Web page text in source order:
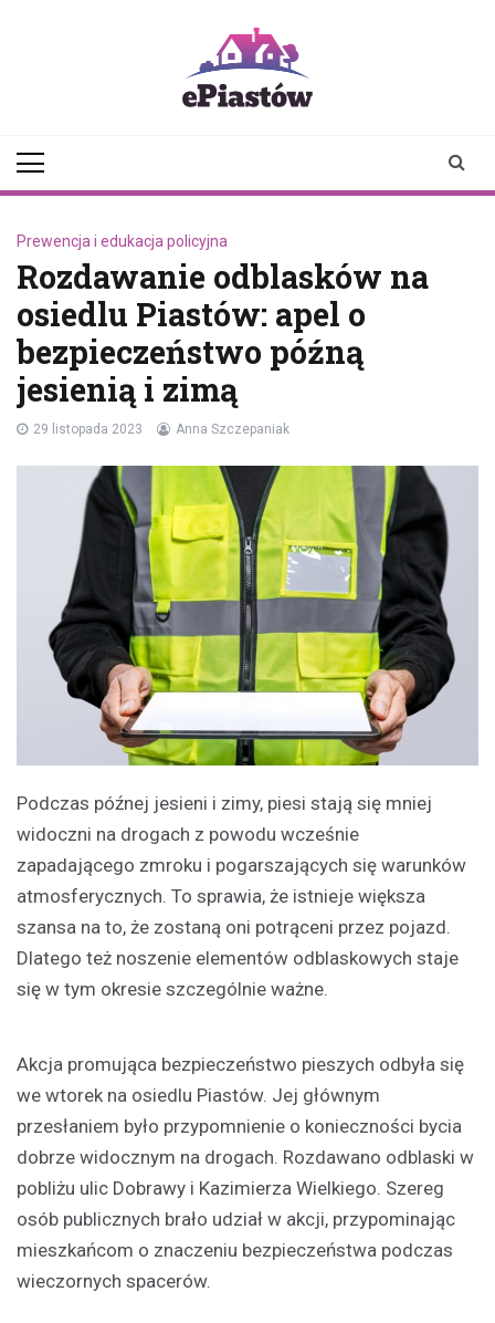
Prewencja i edukacja policyjna
Rozdawanie odblasków na
osiedlu Piastów: apel o
bezpieczeństwo późną
jesienią i zimą
29 listopada 2023 Anna Szczepaniak
Podczas późnej jesieni i zimy, piesi stają się mniej
widoczni na drogach z powodu wcześnie
zapadającego zmroku i pogarszających się warunków
atmosferycznych. To sprawia, że istnieje większa
szansa na to, że zostaną oni potrąceni przez pojazd.
Dlatego też noszenie elementów odblaskowych staje
się w tym okresie szczególnie ważne.
Akcja promująca bezpieczeństwo pieszych odbyła się
we wtorek na osiedlu Piastów. Jej głównym
przesłaniem było przypomnienie o konieczności bycia
dobrze widocznym na drogach. Rozdawano odblaski w
pobliżu ulic Dobrawy i Kazimierza Wielkiego. Szereg
osób publicznych brało udział w akcji, przypominając
mieszkańcom o znaczeniu bezpieczeństwa podczas
wieczornych spacerów.